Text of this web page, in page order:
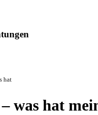
hat
was hat